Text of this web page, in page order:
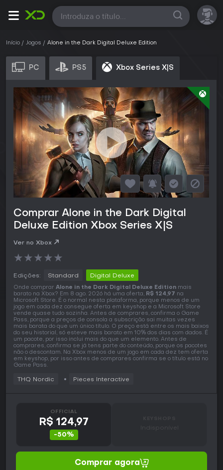
Todas
Início Jogos Alone in the Dark Digital Deluxe Edition
PC PS5 Xbox Series X|S
Comprar Alone in the Dark Digital
Deluxe Edition Xbox Series X|S
Ver no Xbox
★★★★★
Edições: Standard Digital Deluxe
Onde comprar Alone in the Dark Digital Deluxe Edition mais
barato na Xbox? Em 8 ago. 2026 há uma oferta, R$ 124,97 na
Microsoft Store. É o normal nesta plataforma, porque menos de um
jogo em cada dez consegue oferta em keyshop e a Microsoft Store
vende quase tudo sozinha. Antes de comprares, confirma o Game
Pass, porque a preços de consola a subscrição sai muitas vezes
mais barata do que um único título. O preço está entre os mais baixos
do seu historial, só esteve mais barato em 10% dos dias com dados. É
um pacote, por isso inclui mais do que um elemento. Antes de
comprares, confirma se já tens parte do conteúdo, porque os pacotes
não o descontam. Na Xbox menos de um jogo em cada dez tem oferta
em keyshop, por isso antes de comprares confirma se o título está no
Game Pass.
THQ Nordic Pieces Interactive
OFFICIAL
R$ 124,97
-50%
Indisponível
Comprar agora